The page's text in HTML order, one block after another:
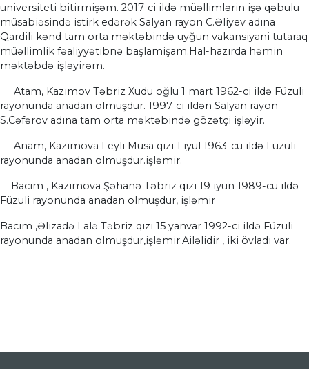
universiteti bitirmişəm. 2017-ci ildə müəllimlərin işə qəbulu
müsabiəsində istirk edərək Salyan rayon C.Əliyev adına
Qardili kənd tam orta məktəbində uyğun vakansiyani tutaraq
müəllimlik fəaliyyətibnə başlamişam.Hal-hazırda həmin
məktəbdə işləyirəm.
Atam, Kazımov Təbriz Xudu oğlu 1 mart 1962-ci ildə Füzuli
rayonunda anadan olmuşdur. 1997-ci ildən Salyan rayon
S.Cəfərov adına tam orta məktəbində gözətçi işləyir.
Anam, Kazımova Leyli Musa qızı 1 iyul 1963-cü ildə Füzuli
rayonunda anadan olmuşdur.işləmir.
Bacım , Kazımova Şəhanə Təbriz qızı 19 iyun 1989-cu ildə
Füzuli rayonunda anadan olmuşdur, işləmir
Bacım ,Əlizadə Lalə Təbriz qızı 15 yanvar 1992-ci ildə Füzuli
rayonunda anadan olmuşdur,işləmir.Ailəlidir , iki övladı var.